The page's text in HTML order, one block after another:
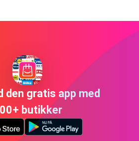
den gratis app med
butikker